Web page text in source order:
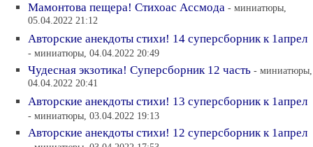
Мамонтова пещера! Стихоас Ассмода - миниатюры,
05.04.2022 21:12
Авторские анекдоты стихи! 14 суперсборник к 1апрел
- миниатюры, 04.04.2022 20:49
Чудесная экзотика! Суперсборник 12 часть - миниатюры,
04.04.2022 20:41
Авторские анекдоты стихи! 13 суперсборник к 1апрел
- миниатюры, 03.04.2022 19:13
Авторские анекдоты стихи! 12 суперсборник к 1апрел